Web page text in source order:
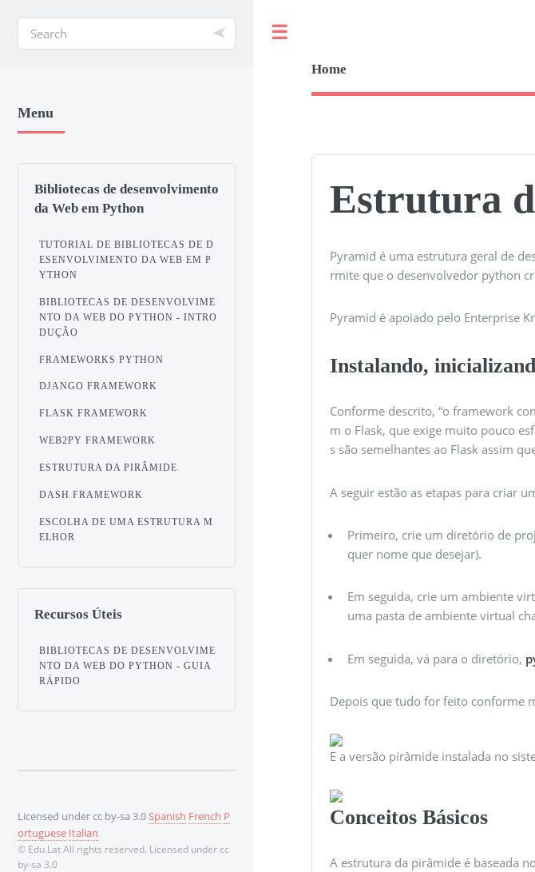
Home
Estrutura
Pyramid é uma estrutura geral de
rmite que o desenvolvedor python
Pyramid é apoiado pelo Enterprise
Instalando,
Conforme descrito, “o framework
m o Flask, que exige muito pouco
s são semelhantes ao Flask assim
A seguir estão as etapas para criar
Primeiro, crie um diretório de
quer nome que desejar).
Em seguida, crie um ambiente
uma pasta de ambiente virtual
Em seguida, vá para o diretório,
Depois que tudo for feito conforme
E a versão pirâmide instalada no
Conceitos Básicos
A estrutura da pirâmide é baseada
Menu
Bibliotecas de desenvolvimento
da Web em Python
TUTORIAL DE BIBLIOTECAS DE D
ESENVOLVIMENTO DA WEB EM P
YTHON
BIBLIOTECAS DE DESENVOLVIME
NTO DA WEB DO PYTHON - INTRO
DUÇÃO
FRAMEWORKS PYTHON
DJANGO FRAMEWORK
FLASK FRAMEWORK
WEB2PY FRAMEWORK
ESTRUTURA DA PIRÂMIDE
DASH FRAMEWORK
ESCOLHA DE UMA ESTRUTURA M
ELHOR
Recursos Úteis
BIBLIOTECAS DE DESENVOLVIME
NTO DA WEB DO PYTHON - GUIA
RÁPIDO
Licensed under cc by-sa 3.0Spanish French P
ortuguese Italian
© Edu.Lat All rights reserved. Licensed under cc
by-sa 3.0